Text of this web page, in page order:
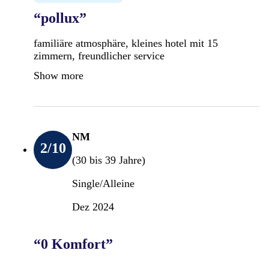
“pollux”
familiäre atmosphäre, kleines hotel mit 15
zimmern, freundlicher service
Show more
2/10
NM
(30 bis 39 Jahre)
Single/Alleine
Dez 2024
“0 Komfort”